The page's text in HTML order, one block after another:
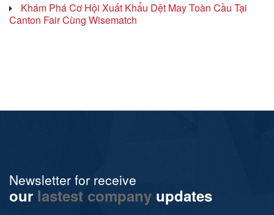
Khám Phá Cơ Hội Xuất Khẩu Dệt May Toàn Cầu Tại
Canton Fair Cùng Wisematch
Newsletter for receive
our lastest company updates